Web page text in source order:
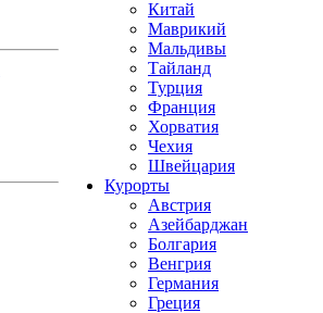
Китай
Маврикий
Мальдивы
Тайланд
Турция
Франция
Хорватия
Чехия
Швейцария
Курорты
Австрия
Азейбарджан
Болгария
Венгрия
Германия
Греция